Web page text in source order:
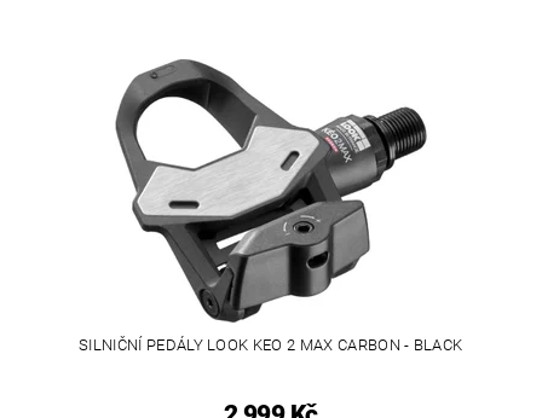
SILNIČNÍ PEDÁLY LOOK KEO 2 MAX CARBON - BLACK